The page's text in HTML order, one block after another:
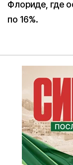
Флориде, где
по 16%.